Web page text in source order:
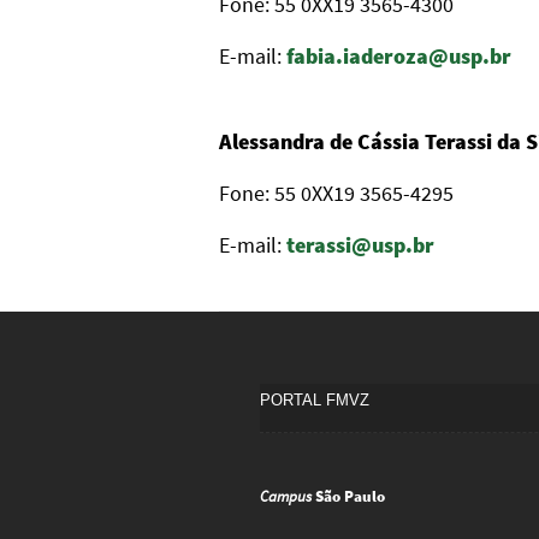
E-mail:fabia.iaderoza@usp.br
Alessandra de Cássia Terassi da
Fone: 55 0XX19 3565-4295
E-mail:terassi@usp.br